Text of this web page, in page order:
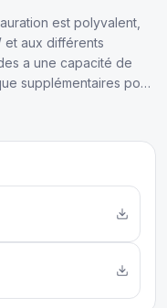
est polyvalent,
et aux différents
a une capacité de
supplémentaires pour